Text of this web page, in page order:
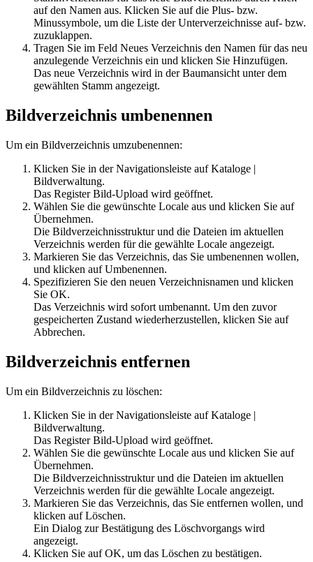
auf den Namen aus. Klicken Sie auf die Plus- bzw.
Minussymbole, um die Liste der Unterverzeichnisse auf- bzw.
zuzuklappen.
Tragen Sie im Feld Neues Verzeichnis den Namen für das neu
anzulegende Verzeichnis ein und klicken Sie Hinzufügen.
Das neue Verzeichnis wird in der Baumansicht unter dem
gewählten Stamm angezeigt.
Bildverzeichnis umbenennen
Um ein Bildverzeichnis umzubenennen:
Klicken Sie in der Navigationsleiste aufKataloge |
Bildverwaltung.
Das RegisterBild-Upload wird geöffnet.
Wählen Sie die gewünschte Locale aus und klicken Sie auf
Übernehmen.
Die Bildverzeichnisstruktur und die Dateien im aktuellen
Verzeichnis werden für die gewählte Locale angezeigt.
Markieren Sie das Verzeichnis, das Sie umbenennen wollen,
und klicken aufUmbenennen.
Spezifizieren Sie den neuen Verzeichnisnamen und klicken
Sie OK.
Das Verzeichnis wird sofort umbenannt. Um den zuvor
gespeicherten Zustand wiederherzustellen, klicken Sie auf
Abbrechen.
Bildverzeichnis entfernen
Um ein Bildverzeichnis zu löschen:
Klicken Sie in der Navigationsleiste aufKataloge |
Bildverwaltung.
Das RegisterBild-Upload wird geöffnet.
Wählen Sie die gewünschte Locale aus und klicken Sie auf
Übernehmen.
Die Bildverzeichnisstruktur und die Dateien im aktuellen
Verzeichnis werden für die gewählte Locale angezeigt.
Markieren Sie das Verzeichnis, das Sie entfernen wollen, und
klicken aufLöschen.
Ein Dialog zur Bestätigung des Löschvorgangs wird
angezeigt.
Klicken Sie aufOK, um das Löschen zu bestätigen.